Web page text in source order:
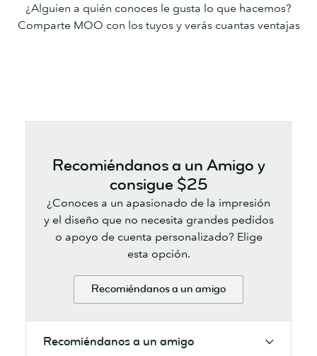
¿Alguien a quién conoces le gusta lo que hacemos?
Comparte MOO con los tuyos y verás cuantas ventajas
Recomiéndanos a un Amigo y
consigue $25
¿Conoces a un apasionado de la impresión
y el diseño que no necesita grandes pedidos
o apoyo de cuenta personalizado? Elige
esta opción.
Recomiéndanos a un amigo
Recomiéndanos a un amigo